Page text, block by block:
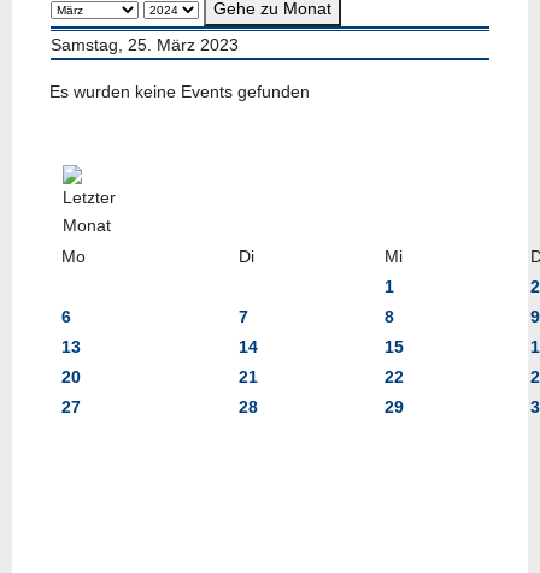
Gehe zu Monat
Samstag, 25. März 2023
Es wurden keine Events gefunden
Mo Di Mi
1
2
6
7 8
9
13
14 15
20
21 22
27
28 29